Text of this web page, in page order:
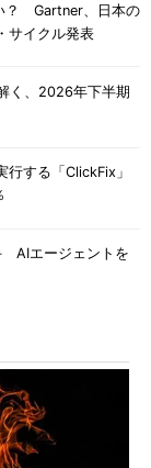
？ Gartner、日本の
サイクル発表
く、2026年下半期
する「ClickFix」
AIエージェントを